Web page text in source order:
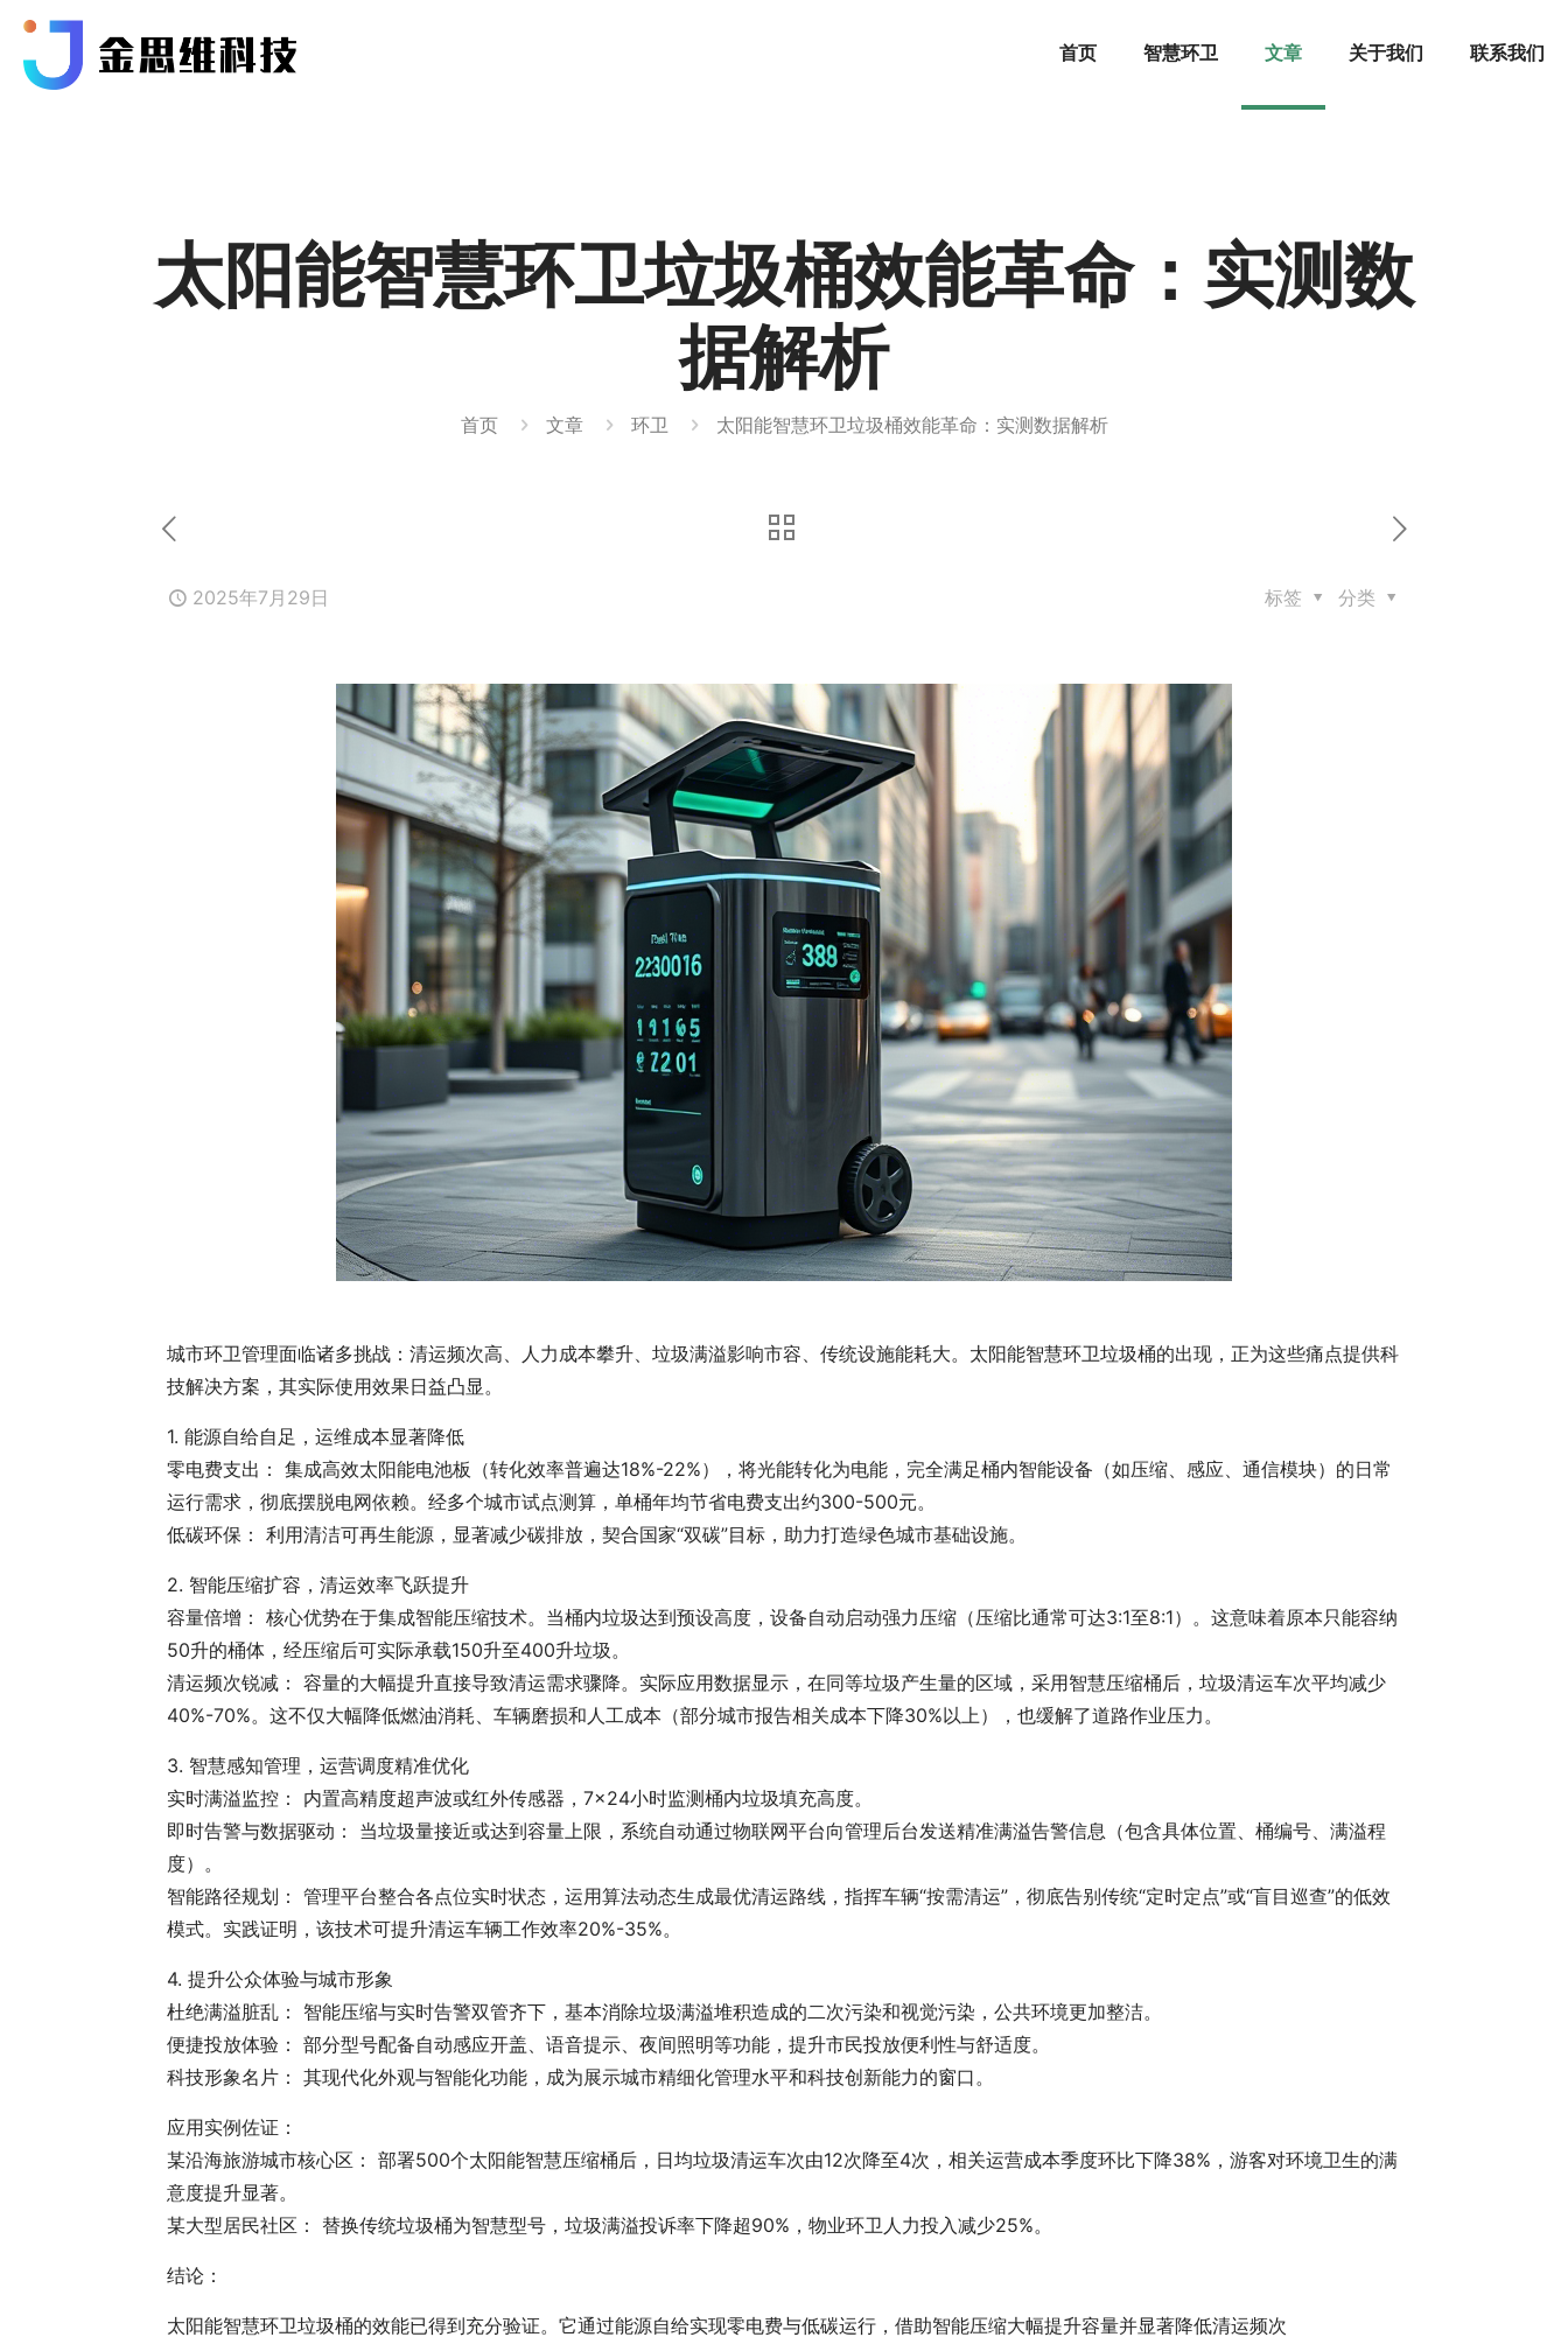
首页 智慧环卫 文章 关于我们 联系我们
太阳能智慧环卫垃圾桶效能革命：实测数
据解析
首页 文章 环卫 太阳能智慧环卫垃圾桶效能革命：实测数据解析
2025年7月29日 分类
标签
城市环卫管理面临诸多挑战：清运频次高、人力成本攀升、垃圾满溢影响市容、传统设施能耗大。太阳能智慧环卫垃圾桶的出现，正为这些痛点提供科
技解决方案，其实际使用效果日益凸显。
1. 能源自给自足，运维成本显著降低
零电费支出： 集成高效太阳能电池板（转化效率普遍达18%-22%），将光能转化为电能，完全满足桶内智能设备（如压缩、感应、通信模块）的日常
运行需求，彻底摆脱电网依赖。经多个城市试点测算，单桶年均节省电费支出约300-500元。
低碳环保： 利用清洁可再生能源，显著减少碳排放，契合国家“双碳”目标，助力打造绿色城市基础设施。
2. 智能压缩扩容，清运效率飞跃提升
容量倍增： 核心优势在于集成智能压缩技术。当桶内垃圾达到预设高度，设备自动启动强力压缩（压缩比通常可达3:1至8:1）。这意味着原本只能容纳
50升的桶体，经压缩后可实际承载150升至400升垃圾。
清运频次锐减： 容量的大幅提升直接导致清运需求骤降。实际应用数据显示，在同等垃圾产生量的区域，采用智慧压缩桶后，垃圾清运车次平均减少
40%-70%。这不仅大幅降低燃油消耗、车辆磨损和人工成本（部分城市报告相关成本下降30%以上），也缓解了道路作业压力。
3. 智慧感知管理，运营调度精准优化
实时满溢监控： 内置高精度超声波或红外传感器，7×24小时监测桶内垃圾填充高度。
即时告警与数据驱动： 当垃圾量接近或达到容量上限，系统自动通过物联网平台向管理后台发送精准满溢告警信息（包含具体位置、桶编号、满溢程
度）。
智能路径规划： 管理平台整合各点位实时状态，运用算法动态生成最优清运路线，指挥车辆“按需清运”，彻底告别传统“定时定点”或“盲目巡查”的低效
模式。实践证明，该技术可提升清运车辆工作效率20%-35%。
4. 提升公众体验与城市形象
杜绝满溢脏乱： 智能压缩与实时告警双管齐下，基本消除垃圾满溢堆积造成的二次污染和视觉污染，公共环境更加整洁。
便捷投放体验： 部分型号配备自动感应开盖、语音提示、夜间照明等功能，提升市民投放便利性与舒适度。
科技形象名片： 其现代化外观与智能化功能，成为展示城市精细化管理水平和科技创新能力的窗口。
应用实例佐证：
某沿海旅游城市核心区： 部署500个太阳能智慧压缩桶后，日均垃圾清运车次由12次降至4次，相关运营成本季度环比下降38%，游客对环境卫生的满
意度提升显著。
某大型居民社区： 替换传统垃圾桶为智慧型号，垃圾满溢投诉率下降超90%，物业环卫人力投入减少25%。
结论：
太阳能智慧环卫垃圾桶的效能已得到充分验证。它通过能源自给实现零电费与低碳运行，借助智能压缩大幅提升容量并显著降低清运频次